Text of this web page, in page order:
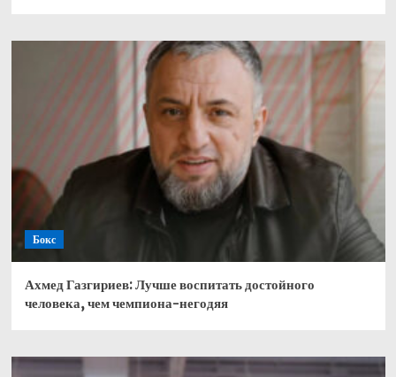
Бокс
Ахмед Газгириев: Лучше воспитать достойного
человека, чем чемпиона-негодяя